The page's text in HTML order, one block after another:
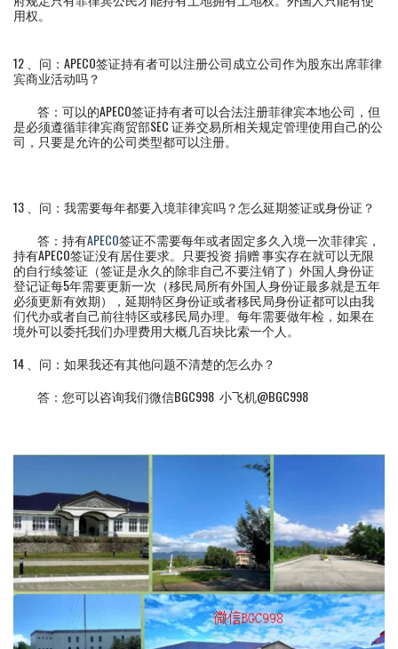
用权。
12 、问：APECO签证持有者可以注册公司成立公司作为股东出席菲律
宾商业活动吗？
答：可以的APECO签证持有者可以合法注册菲律宾本地公司，但
是必须遵循菲律宾商贸部SEC 证券交易所相关规定管理使用自己的公
司，只要是允许的公司类型都可以注册。
13 、问：我需要每年都要入境菲律宾吗？怎么延期签证或身份证？
答：持有APECO签证不需要每年或者固定多久入境一次菲律宾，
持有APECO签证没有居住要求。只要投资 捐赠 事实存在就可以无限
的自行续签证（签证是永久的除非自己不要注销了）外国人身份证
登记证每5年需要更新一次（移民局所有外国人身份证最多就是五年
必须更新有效期），延期特区身份证或者移民局身份证都可以由我
们代办或者自己前往特区或移民局办理。每年需要做年检，如果在
境外可以委托我们办理费用大概几百块比索一个人。
14 、问：如果我还有其他问题不清楚的怎么办？
答：您可以咨询我们微信BGC998 小飞机@BGC998